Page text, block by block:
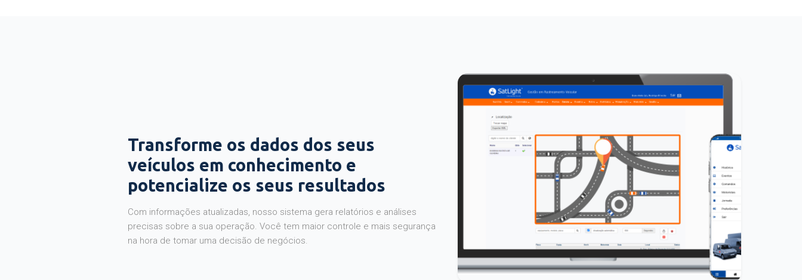
Transforme os dados dos seus
veículos em conhecimento e
potencialize os seus resultados
Com informações atualizadas, nosso sistema gera relatórios e análises
precisas sobre a sua operação. Você tem maior controle e mais segurança
na hora de tomar uma decisão de negócios.